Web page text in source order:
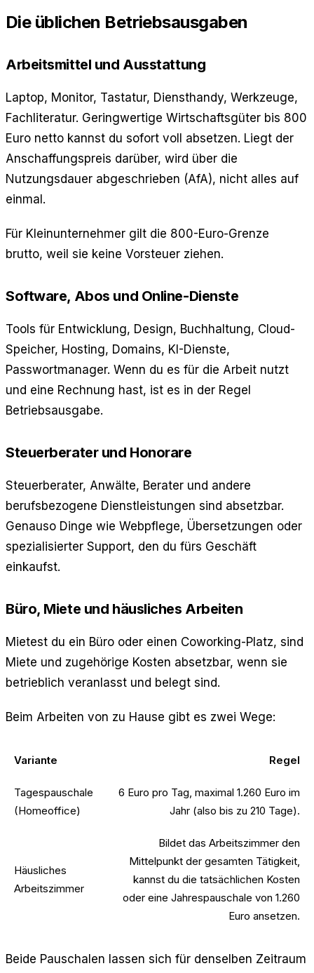
Die üblichen Betriebsausgaben
Arbeitsmittel und Ausstattung
Laptop, Monitor, Tastatur, Diensthandy, Werkzeuge,
Fachliteratur. Geringwertige Wirtschaftsgüter bis 800
Euro netto kannst du sofort voll absetzen. Liegt der
Anschaffungspreis darüber, wird über die
Nutzungsdauer abgeschrieben (AfA), nicht alles auf
einmal.
Für Kleinunternehmer gilt die 800-Euro-Grenze
brutto, weil sie keine Vorsteuer ziehen.
Software, Abos und Online-Dienste
Tools für Entwicklung, Design, Buchhaltung, Cloud-
Speicher, Hosting, Domains, KI-Dienste,
Passwortmanager. Wenn du es für die Arbeit nutzt
und eine Rechnung hast, ist es in der Regel
Betriebsausgabe.
Steuerberater und Honorare
Steuerberater, Anwälte, Berater und andere
berufsbezogene Dienstleistungen sind absetzbar.
Genauso Dinge wie Webpflege, Übersetzungen oder
spezialisierter Support, den du fürs Geschäft
einkaufst.
Büro, Miete und häusliches Arbeiten
Mietest du ein Büro oder einen Coworking-Platz, sind
Miete und zugehörige Kosten absetzbar, wenn sie
betrieblich veranlasst und belegt sind.
Beim Arbeiten von zu Hause gibt es zwei Wege:
Variante Regel
Tagespauschale
(Homeoffice)
6 Euro pro Tag, maximal 1.260 Euro im
Jahr (also bis zu 210 Tage).
Häusliches
Arbeitszimmer
Bildet das Arbeitszimmer den
Mittelpunkt der gesamten Tätigkeit,
kannst du die tatsächlichen Kosten
oder eine Jahrespauschale von 1.260
Euro ansetzen.
Beide Pauschalen lassen sich für denselben Zeitraum